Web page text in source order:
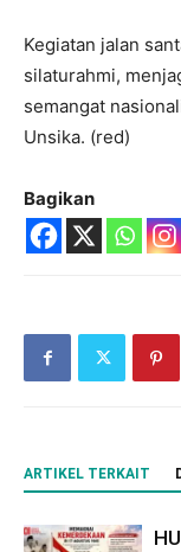
Kegiatan jalan
silaturahmi,
semangat
Unsika. (red)
Bagikan
ARTIKEL TERKAIT